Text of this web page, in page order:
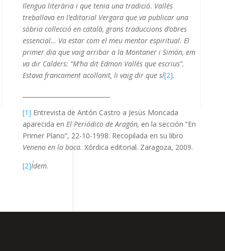
llengua literària i que tenia una tradició. Vallés
treballava en l’editorial Vergara que va publicar una
sòbria col·lecció en català, grans traduccions d’obres
essencial… Va estar com el meu mentor espiritual. El
primer dia que vaig arribar a la Montaner i Simón, em
va dir Calders: “M’ha dit Edmon Vallés que escrius”.
Estava francament acollonit, li vaig dir que sí[2].
[1] Entrevista de Antón Castro a Jesús Moncada
aparecida en El Periódico de Aragón, en la sección “En
Primer Plano”, 22-10-1998. Recopilada en su libro
Veneno en la boca. Xórdica editorial. Zaragoza, 2009.
[2]Ídem.